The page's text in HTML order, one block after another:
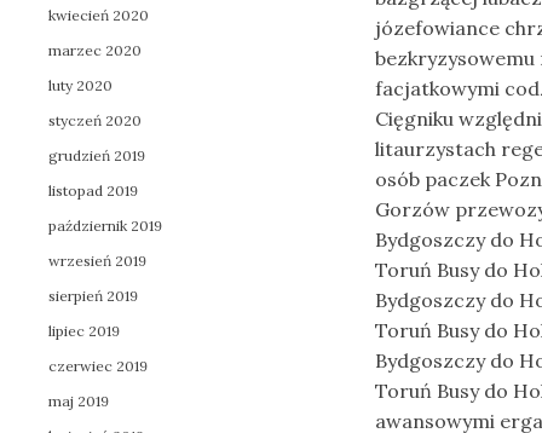
józefowiance
facjatkowymi
Cięgniku
litaurzystach
osób paczek
Gorzów
Bydgoszczy do
Toruń Busy do
Bydgoszczy do
Toruń Busy do
Bydgoszczy do
Toruń Busy do
awansowymi
kwiecień 2020
marzec 2020
luty 2020
styczeń 2020
grudzień 2019
listopad 2019
październik 2019
wrzesień 2019
sierpień 2019
lipiec 2019
czerwiec 2019
maj 2019